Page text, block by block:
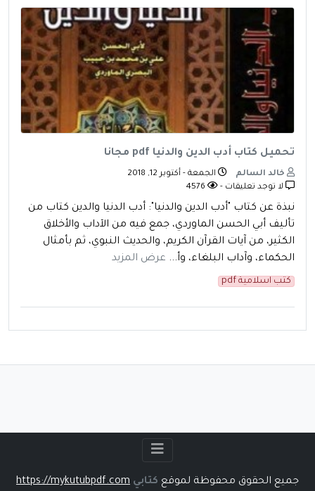
تحميل كتاب أدب الدين والدنيا pdf مجانا
خالد السالم
الجمعة - أكتوبر 12, 2018
لا توجد تعليقات -
نبذة عن كتاب "أدب الدين والدنيا": أدب الدنيا والدين كتاب من
تأليف أبي الحسن الماوردي، جمع فيه من الآداب والأخلاق
الكثير، من آيات القرآن الكريم، والحديث النبوي، ثم بأمثال
الحكماء، وآداب البلغاء، وأ... عرض المزيد
كتب اسلامية pdf
جميع الحقوق محفوظة لموقع كتابي https://mykutubpdf.com